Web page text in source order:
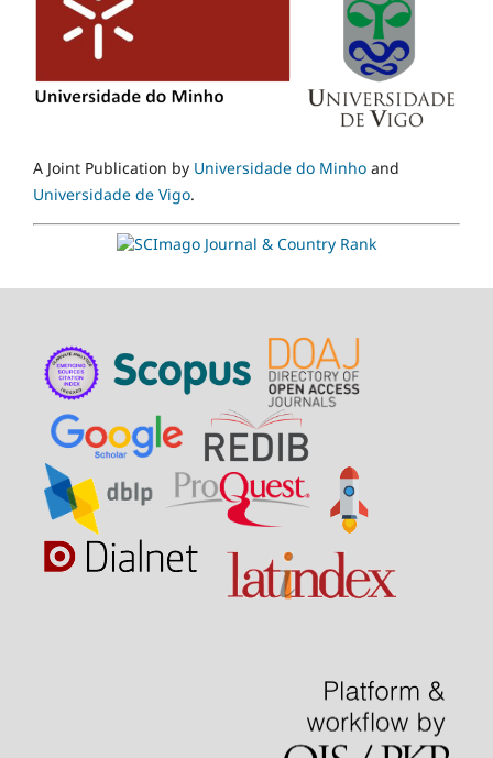
A Joint Publication by Universidade do Minho and
Universidade de Vigo.